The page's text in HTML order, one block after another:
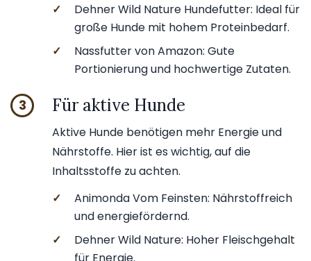
✓
Dehner Wild Nature Hundefutter: Ideal für
große Hunde mit hohem Proteinbedarf.
✓
Nassfutter von Amazon: Gute
Portionierung und hochwertige Zutaten.
3 Für aktive Hunde
Aktive Hunde benötigen mehr Energie und
Nährstoffe. Hier ist es wichtig, auf die
Inhaltsstoffe zu achten.
✓
Animonda Vom Feinsten: Nährstoffreich
und energiefördernd.
✓
Dehner Wild Nature: Hoher Fleischgehalt
für Energie.